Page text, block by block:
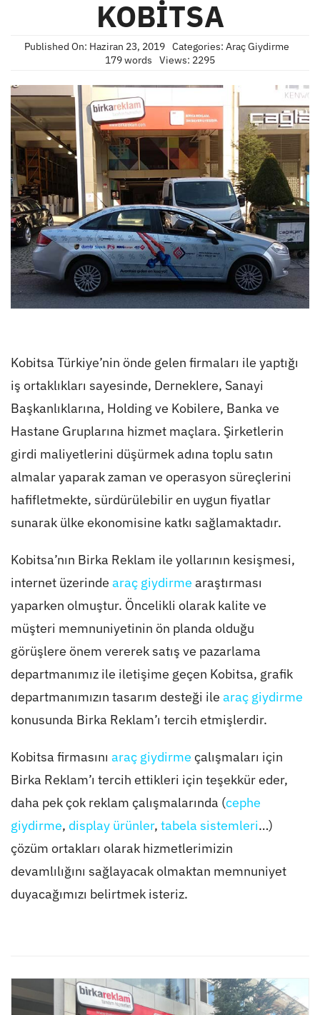
KOBİTSA
Published On: Haziran 23, 2019 Categories: Araç Giydirme
179 words
Views: 2295
Kobitsa Türkiye’nin önde gelen firmaları ile yaptığı
iş ortaklıkları sayesinde, Derneklere, Sanayi
Başkanlıklarına, Holding ve Kobilere, Banka ve
Hastane Gruplarına hizmet maçlara. Şirketlerin
girdi maliyetlerini düşürmek adına toplu satın
almalar yaparak zaman ve operasyon süreçlerini
hafifletmekte, sürdürülebilir en uygun fiyatlar
sunarak ülke ekonomisine katkı sağlamaktadır.
Kobitsa’nın Birka Reklam ile yollarının kesişmesi,
internet üzerinde araç giydirme araştırması
yaparken olmuştur. Öncelikli olarak kalite ve
müşteri memnuniyetinin ön planda olduğu
görüşlere önem vererek satış ve pazarlama
departmanımız ile iletişime geçen Kobitsa, grafik
departmanımızın tasarım desteği ile araç giydirme
konusunda Birka Reklam’ı tercih etmişlerdir.
Kobitsa firmasını araç giydirme çalışmaları için
Birka Reklam’ı tercih ettikleri için teşekkür eder,
daha pek çok reklam çalışmalarında (cephe
giydirme, display ürünler, tabela sistemleri…)
çözüm ortakları olarak hizmetlerimizin
devamlılığını sağlayacak olmaktan memnuniyet
duyacağımızı belirtmek isteriz.